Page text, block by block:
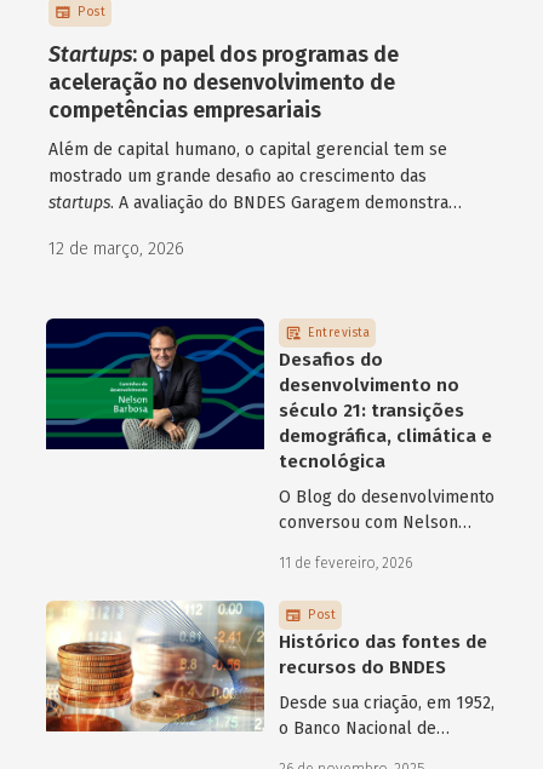
Post
Startups: o papel dos programas de
aceleração no desenvolvimento de
competências empresariais
Além de capital humano, o capital gerencial tem se
mostrado um grande desafio ao crescimento das
startups. A avaliação do BNDES Garagem demonstra
superação desse desafio.
12 de março, 2026
Entrevista
Desafios do
desenvolvimento no
século 21: transições
demográfica, climática e
tecnológica
O Blog do desenvolvimento
conversou com Nelson
atuais do desenvolvimento
hoje.
11 de fevereiro, 2026
Post
Histórico das fontes de
recursos do BNDES
Desde sua criação, em 1952,
o Banco Nacional de